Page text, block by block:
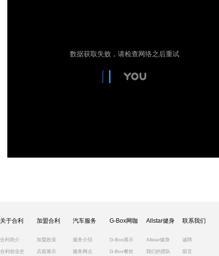
关于合利
合利简介
合利创业史
加盟合利
加盟政策
店面展示
汽车服务
服务介绍
服务网点
G-Box网咖
G-Box展示
G-Box餐饮
Allstar健身
Allstar健身
我们的团队
联系我们
诚聘
留言